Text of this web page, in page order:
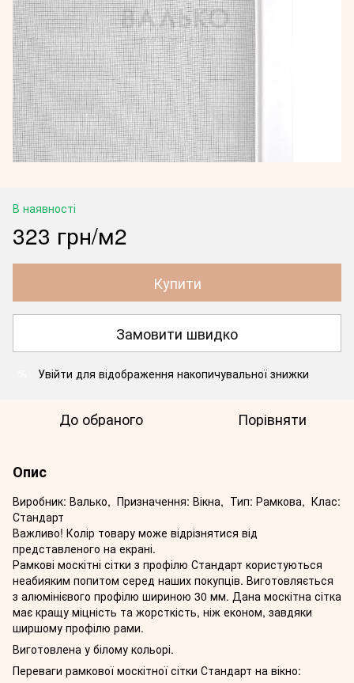
В наявності
323 грн/м2
Купити
Замовити швидко
Увійти для відображення накопичувальної знижки
До обраного Порівняти
Опис
Виробник: Валько, Призначення: Вікна, Тип: Рамкова, Клас:
Стандарт
Важливо! Колір товару може відрізнятися від
представленого на екрані.
Рамкові москітні сітки з профілю Стандарт користуються
неабияким попитом серед наших покупців. Виготовляється
з алюмінієвого профілю шириною 30 мм. Дана москітна сітка
має кращу міцність та жорсткість, ніж економ, завдяки
ширшому профілю рами.
Виготовлена у білому кольорі.
Переваги рамкової москітної сітки Стандарт на вікно: